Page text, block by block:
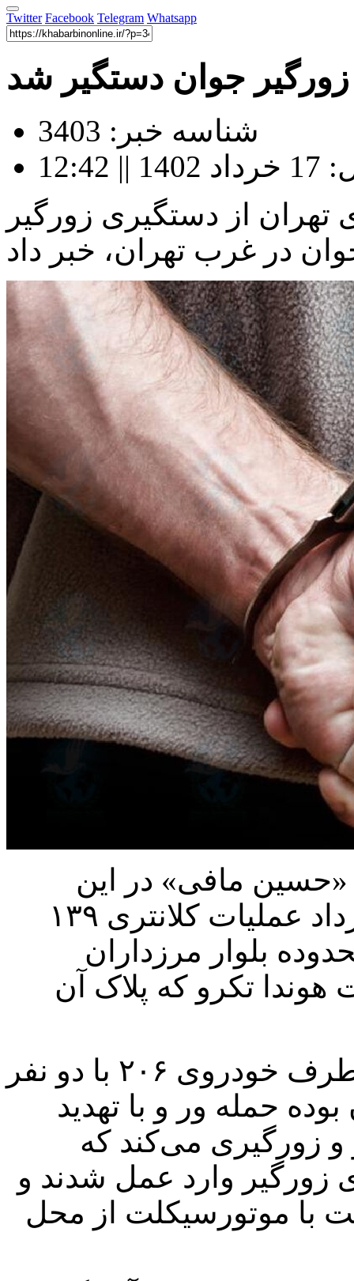
Twitter Facebook Telegram Whatsapp
زورگیر جوان دستگیر شد
شناسه خبر: 3403
از دستگیری زورگیر
مافی» در این
خصوص، گفت: بامداد دوازدهم خرداد عملیات کلانتری ۱۳۹
بلوار مرزداران
هوندا تکرو که پلاک آن
وی افزود: متهم در همین حین به طرف خودروی ۲۰۶ با دو نفر
حمله ور و با تهدید
زورگیری می‌کند که
وارد عمل شدند و
موتورسیکلت از محل